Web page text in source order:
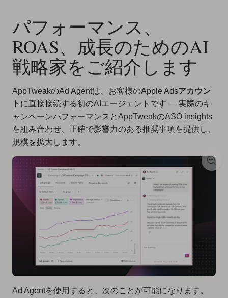
パフォーマンス、
ROAS、成長のためのAI
戦略家をご紹介します
AppTweakのAd Agentは、お客様のApple Adsアカウン
ト に直接接続する初のAIエージェントです — 実際のキ
ャンペーンパフォーマンスとAppTweakのASO insights
を組み合わせ、正確で影響力のある推奨事項を提供し、
規模を拡大します。
Ad Agentを使用すると、次のことが可能になります。